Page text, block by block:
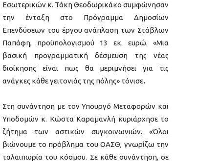
Εσωτερικών κ. Τάκη Θεοδωρικάκο συμφώνησαν
την ένταξη στο Πρόγραμμα Δημοσίων
Επενδύσεων του έργου ανάπλαση των Στάβλων
Παπάφη, προϋπολογισμού 13 εκ. ευρώ. «Μια
βασική προγραμματική δέσμευση της νέας
διοίκησης είναι πως θα μεριμνήσει για τις
ανάγκες κάθε γειτονιάς της πόλης» τόνισε.
Στη συνάντηση με τον Υπουργό Μεταφορών και
Υποδομών κ. Κώστα Καραμανλή κυριάρχησε το
ζήτημα των αστικών συγκοινωνιών. «Όλοι
βιώνουμε το πρόβλημα του ΟΑΣΘ, γνωρίζω την
ταλαιπωρία του κόσμου. Σε κάθε συνάντηση, σε